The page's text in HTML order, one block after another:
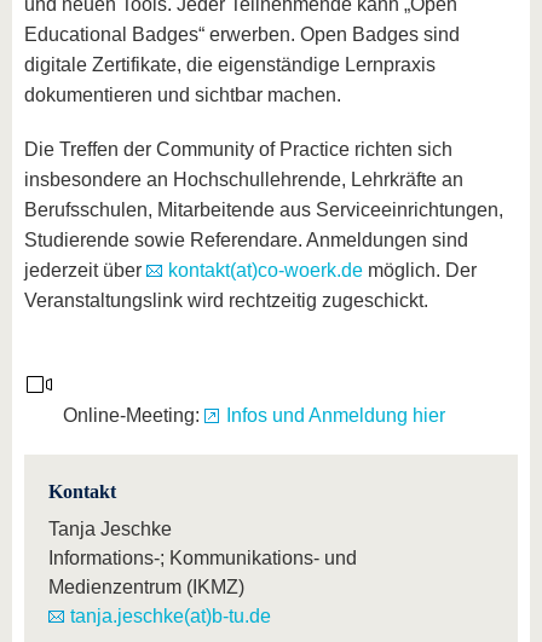
und neuen Tools. Jeder Teilnehmende kann „Open
Educational Badges“ erwerben. Open Badges sind
digitale Zertifikate, die eigenständige Lernpraxis
dokumentieren und sichtbar machen.
Die Treffen der Community of Practice richten sich
insbesondere an Hochschullehrende, Lehrkräfte an
Berufsschulen, Mitarbeitende aus Serviceeinrichtungen,
Studierende sowie Referendare. Anmeldungen sind
jederzeit über
kontakt(at)co-woerk.de möglich. Der
Veranstaltungslink wird rechtzeitig zugeschickt.
Online-Meeting: Infos und Anmeldung hier
Kontakt
Tanja Jeschke
Informations-; Kommunikations- und
Medienzentrum (IKMZ)
tanja.jeschke(at)b-tu.de